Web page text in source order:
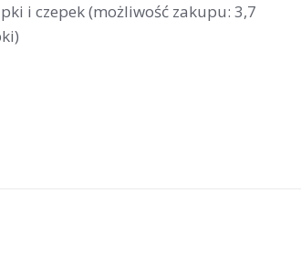
i czepek (możliwość zakupu: 3,7